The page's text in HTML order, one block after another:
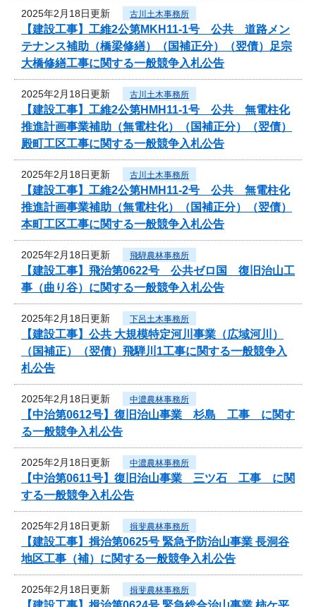
2025年2月18日更新 古川土木事務所
【建設工事】工維2公第MKH11-1号 公共 道路メン
テナンス補助（橋梁修繕）（国補正分）（翌債）足宗
大橋修繕工事に関する一般競争入札公告
2025年2月18日更新 古川土木事務所
【建設工事】工維2公第HMH11-1号 公共 無電柱化
推進計画事業補助（無電柱化）（国補正分）（翌債）
殿町工区工事に関する一般競争入札公告
2025年2月18日更新 古川土木事務所
【建設工事】工維2公第HMH11-2号 公共 無電柱化
推進計画事業補助（無電柱化）（国補正分）（翌債）
本町工区工事に関する一般競争入札公告
2025年2月18日更新 飛騨農林事務所
【建設工事】飛治第0622号 公共ゼロ国 復旧治山工
事（曲り谷）に関する一般競争入札公告
2025年2月18日更新 下呂土木事務所
【建設工事】公共 大規模特定河川事業（広域河川）
（国補正）（翌債）飛騨川1工事に関する一般競争入
札公告
2025年2月18日更新 中濃農林事務所
【中治第0612号】復旧治山事業 杉島 工事 に関す
る一般競争入札公告
2025年2月18日更新 中濃農林事務所
【中治第0611号】復旧治山事業 三ツ石 工事 に関
する一般競争入札公告
2025年2月18日更新 揖斐農林事務所
【建設工事】揖治第0625号 緊急予防治山事業 長洞谷
地区工事（補）に関する一般競争入札公告
2025年2月18日更新 揖斐農林事務所